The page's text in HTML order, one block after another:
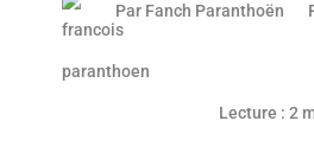
Par Fanch Paranthoën
Lecture : 2